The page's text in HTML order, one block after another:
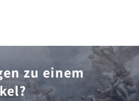
zu einem